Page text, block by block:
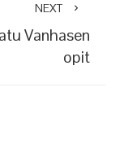
NEXT
Vanhasen
opit